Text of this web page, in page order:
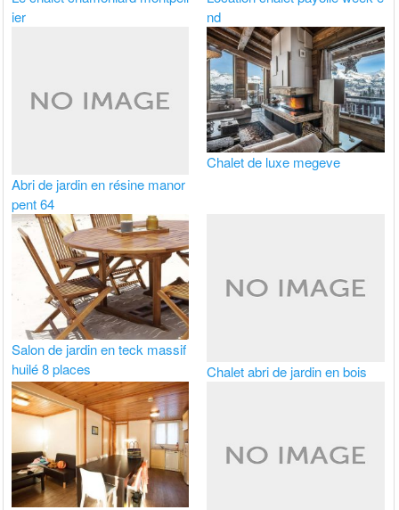
ier
nd
Abri de jardin en résine manor
pent 64
Chalet de luxe megeve
Salon de jardin en teck massif
huilé 8 places
Chalet abri de jardin en bois